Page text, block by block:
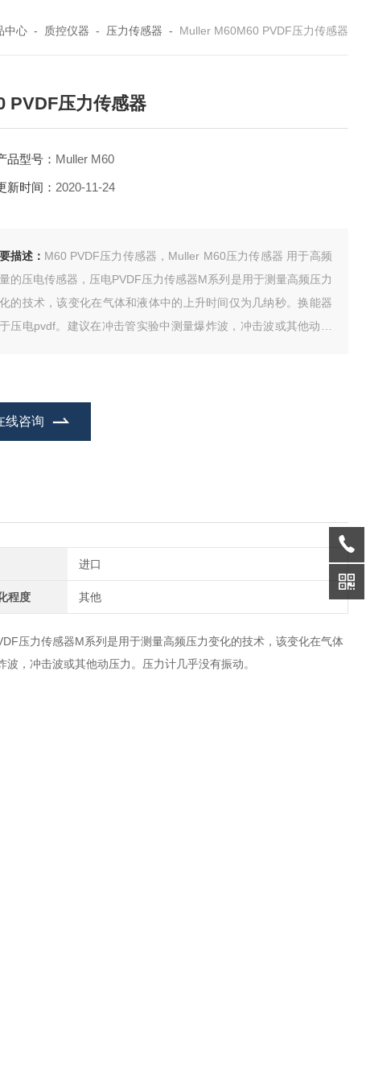
中心 - 质控仪器 - 压力传感器 - Muller M60M60 PVDF压力传感器
PVDF压力传感器
品型号： Muller M60
新时间： 2020-11-24
描述： M60 PVDF压力传感器，Muller M60压力传感器 用于高频
的压电传感器，压电PVDF压力传感器M系列是用于测量高频压力
的技术，该变化在气体和液体中的上升时间仅为几纳秒。换能器
压电pvdf。建议在冲击管实验中测量爆炸波，冲击波或其他动压
线咨询
进口
程度 其他
压力传感器M系列是用于测量高频压力变化的技术，该变化在气体
，冲击波或其他动压力。压力计几乎没有振动。